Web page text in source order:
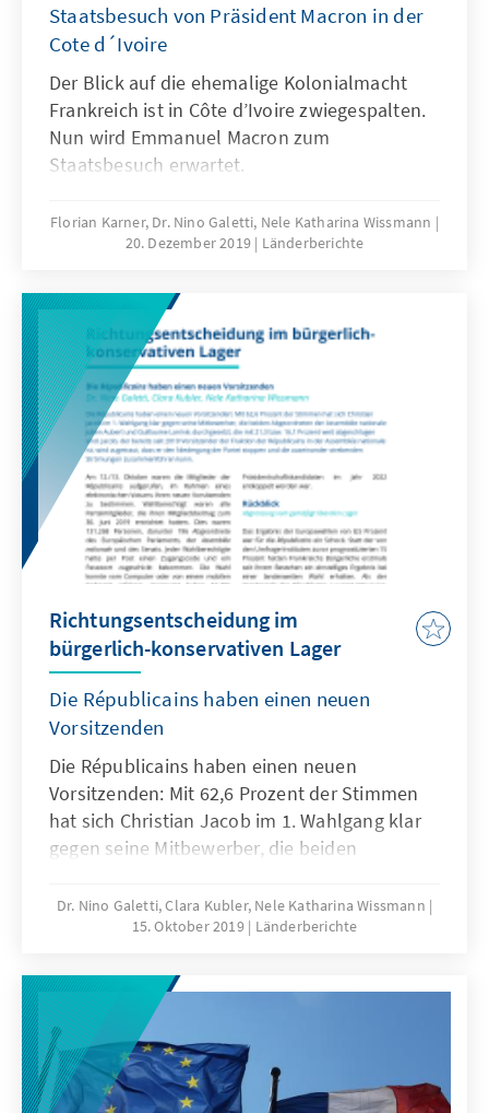
Staatsbesuch von Präsident Macron in der
Cote d´Ivoire
Der Blick auf die ehemalige Kolonialmacht
Frankreich ist in Côte d’Ivoire zwiegespalten.
Nun wird Emmanuel Macron zum
Staatsbesuch erwartet.
Florian Karner, Dr. Nino Galetti, Nele Katharina Wissmann
20. Dezember 2019
Länderberichte
Richtungsentscheidung im
bürgerlich-konservativen Lager
Die Républicains haben einen neuen
Vorsitzenden
Die Républicains haben einen neuen
Vorsitzenden: Mit 62,6 Prozent der Stimmen
hat sich Christian Jacob im 1. Wahlgang klar
gegen seine Mitbewerber, die beiden
Julien Aubert und Guillaume Larrivé,
durchgesetzt, die mit 21,3 bzw. 16,1 Prozent
seit 2010 Vorsitzender der Fraktion der
Républicains in der Assemblée nationale ist,
wird zugetraut, dass er den Niedergang der
Partei stoppen und die auseinander
strebenden Strömungen zusammenführen
Dr. Nino Galetti, Clara Kubler, Nele Katharina Wissmann
15. Oktober 2019
Länderberichte